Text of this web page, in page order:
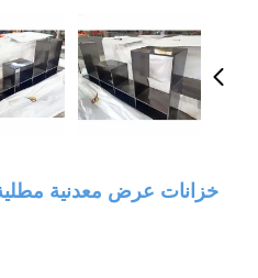
خزانات عرض معدنية مطلية